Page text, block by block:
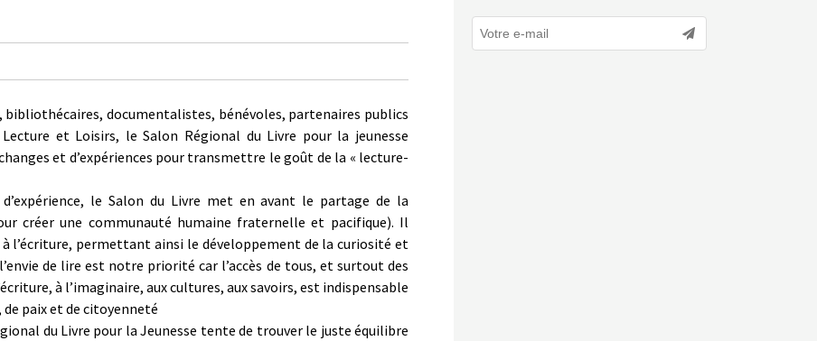
bibliothécaires, documentalistes, bénévoles, partenaires publics
et Loisirs, le Salon Régional du Livre pour la jeunesse
et d’expériences pour transmettre le goût de la « lecture-
le Salon du Livre met en avant le partage de la
créer une communauté humaine fraternelle et pacifique). Il
à l’écriture, permettant ainsi le développement de la curiosité et
de lire est notre priorité car l’accès de tous, et surtout des
à l’imaginaire, aux cultures, aux savoirs, est indispensable
paix et de citoyenneté
du Livre pour la Jeunesse tente de trouver le juste équilibre